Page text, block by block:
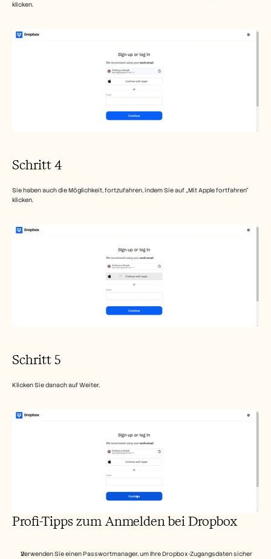
klicken.
Schritt 4
Sie haben auch die Möglichkeit, fortzufahren, indem Sie auf „Mit Apple fortfahren“
klicken.
Schritt 5
Klicken Sie danach auf Weiter.
Profi-Tipps zum Anmelden bei Dropbox
Verwenden Sie einen Passwortmanager, um Ihre Dropbox-Zugangsdaten sicher